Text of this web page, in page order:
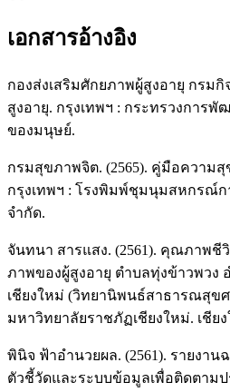
เอกสารอ้างอิง
กองส่งเสริมศักยภาพผู้สูงอายุ กรมกิ
สูงอายุ. กรุงเทพฯ : กระทรวงการ
ของมนุษย์.
กรมสุขภาพจิต. (2565). คู่มือความ
กรุงเทพฯ : โรงพิมพ์ชุมนุมสหกรณ์ก
จำกัด.
จันทนา สารแสง. (2561). คุณภาพชี
ภาพของผู้สูงอายุ ตำบลทุ่งข้าวพวง
เชียงใหม่ (วิทยานิพนธ์สาธารณสุ
มหาวิทยาลัยราชภัฏเชียงใหม่. เชีย
พินิจ ฟ้าอำนวยผล. (2561). รายงา
ตัวชี้วัดและระบบข้อมูลเพื่อติดตามป